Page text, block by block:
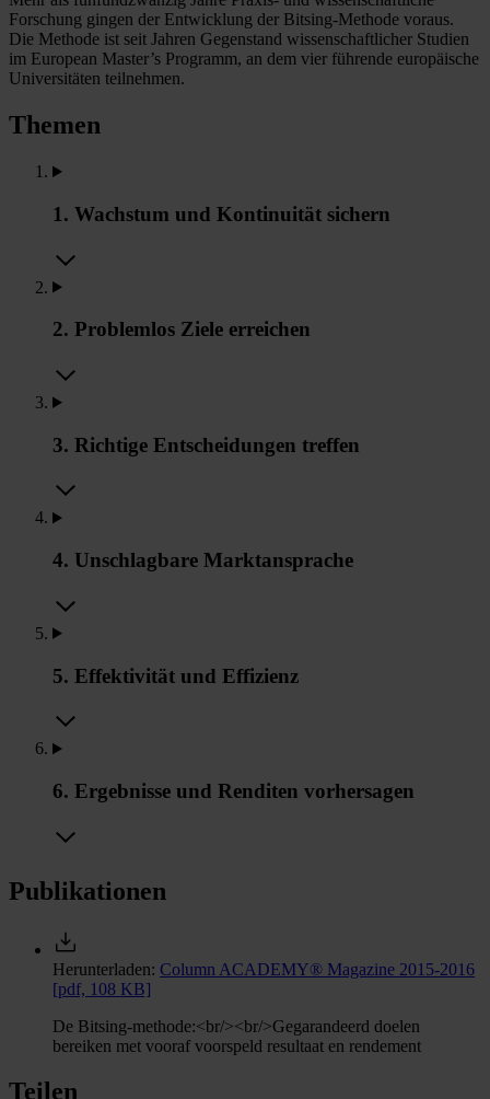
Forschung gingen der Entwicklung der Bitsing-Methode voraus.
Die Methode ist seit Jahren Gegenstand wissenschaftlicher Studien
im European Master’s Programm, an dem vier führende europäische
Universitäten teilnehmen.
Themen
1. Wachstum und Kontinuität sichern
2. Problemlos Ziele erreichen
3. Richtige Entscheidungen treffen
4. Unschlagbare Marktansprache
5. Effektivität und Effizienz
6. Ergebnisse und Renditen vorhersagen
Publikationen
Herunterladen: Column ACADEMY® Magazine 2015-2016
[pdf, 108 KB]
De Bitsing-methode:<br/><br/>Gegarandeerd doelen
bereiken met vooraf voorspeld resultaat en rendement
Teilen